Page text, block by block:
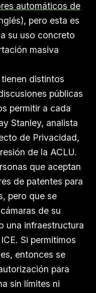
automáticos de
pero esta es
su uso concreto
masiva
distintos
públicas
permitir a cada
Stanley, analista
de Privacidad,
de la ACLU.
que aceptan
de patentes para
pero que se
de su
una infraestructura
Si permitimos
entonces se
para
sin límites ni